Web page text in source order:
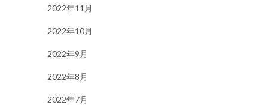
2022年11月
2022年10月
2022年9月
2022年8月
2022年7月